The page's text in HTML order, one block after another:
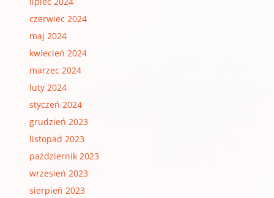
czerwiec 2024
maj 2024
kwiecień 2024
marzec 2024
luty 2024
styczeń 2024
grudzień 2023
listopad 2023
październik 2023
wrzesień 2023
sierpień 2023